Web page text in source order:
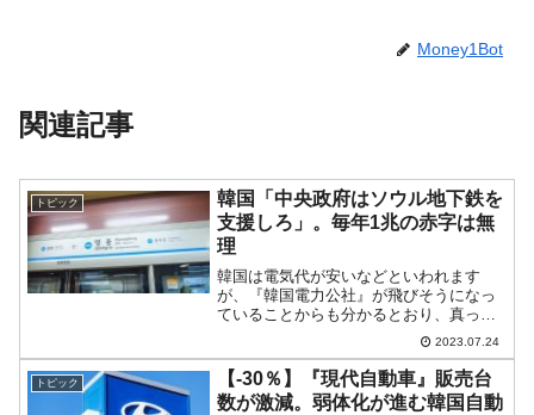
Money1Bot
関連記事
トピック
韓国「中央政府はソウル地下鉄を
支援しろ」。毎年1兆の赤字は無
理
韓国は電気代が安いなどといわれます
が、『韓国電力公社』が飛びそうになっ
ていることからも分かるとおり、真っ当
な電気料金を徴収していないからです。
同様の構造なのが韓国の「鉄道」です。
「韓国の鉄道料金は安い！」といわれま
すが、これも乗降客からきち...
2023.07.24
トピック
【-30％】『現代自動車』販売台
数が激減。弱体化が進む韓国自動